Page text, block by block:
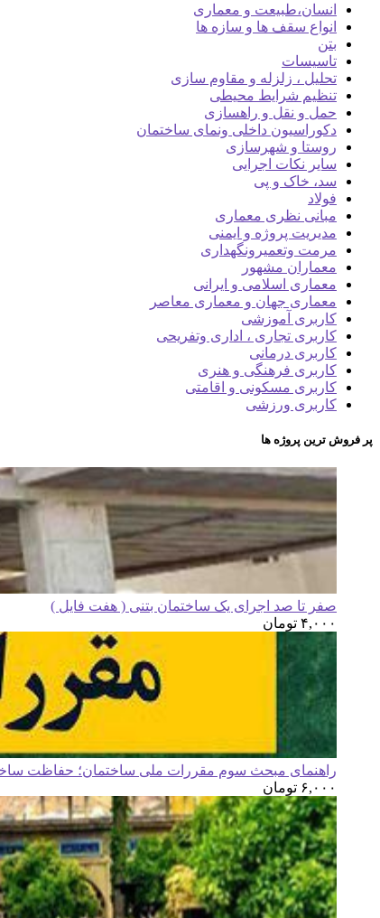
انسان،طبیعت و معماری
انواع سقف ها و سازه ها
بتن
تاسیسات
تحلیل ، زلزله و مقاوم سازی
تنظیم شرایط محیطی
حمل و نقل و راهسازی
دکوراسیون داخلی ونمای ساختمان
روستا و شهرسازی
سایر نکات اجرایی
سد، خاک و پی
فولاد
مبانی نظری معماری
مدیریت پروژه و ایمنی
مرمت وتعمیرونگهداری
معماران مشهور
معماری اسلامی و ایرانی
معماری جهان و معماری معاصر
کاربری آموزشی
کاربری تجاری ، اداری وتفریحی
کاربری درمانی
کاربری فرهنگی و هنری
کاربری مسکونی و اقامتی
کاربری ورزشی
پر فروش ترین پروژه ها
صفر تا صد اجرای یک ساختمان بتنی ( هفت فایل )
۴,۰۰۰ تومان
راهنمای مبحث سوم مقررات ملی ساختمان؛ حفاظت
۶,۰۰۰ تومان